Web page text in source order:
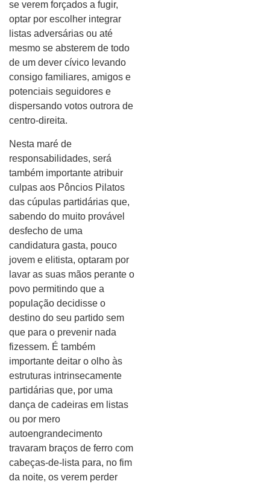
se verem forçados a fugir,
optar por escolher integrar
listas adversárias ou até
mesmo se absterem de todo
de um dever cívico levando
consigo familiares, amigos e
potenciais seguidores e
dispersando votos outrora de
centro-direita.
Nesta maré de
responsabilidades, será
também importante atribuir
culpas aos Pôncios Pilatos
das cúpulas partidárias que,
sabendo do muito provável
desfecho de uma
candidatura gasta, pouco
jovem e elitista, optaram por
lavar as suas mãos perante o
povo permitindo que a
população decidisse o
destino do seu partido sem
que para o prevenir nada
fizessem. É também
importante deitar o olho às
estruturas intrinsecamente
partidárias que, por uma
dança de cadeiras em listas
ou por mero
autoengrandecimento
travaram braços de ferro com
cabeças-de-lista para, no fim
da noite, os verem perder